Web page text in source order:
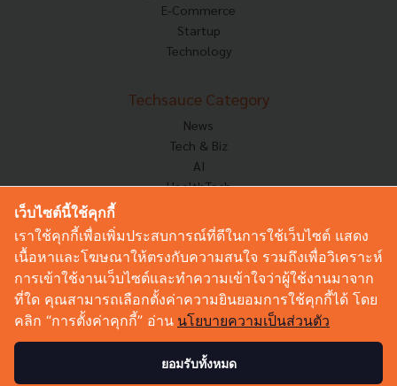
E-Commerce
Startup
Technology
Techsauce Category
News
Tech & Biz
AI
HealthTech
Corp Innov
Saucy Thoughts
Based On
Sustainable
Videos
Podcast
เว็บไซต์นี้ใช้คุกกี้
เราใช้คุกกี้เพื่อเพิ่มประสบการณ์ที่ดีในการใช้เว็บไซต์ แสดง
เนื้อหาและโฆษณาให้ตรงกับความสนใจ รวมถึงเพื่อวิเคราะห์
การเข้าใช้งานเว็บไซต์และทำความเข้าใจว่าผู้ใช้งานมาจาก
ที่ใด คุณสามารถเลือกตั้งค่าความยินยอมการใช้คุกกี้ได้ โดย
คลิก “การตั้งค่าคุกกี้” อ่าน นโยบายความเป็นส่วนตัว
ยอมรับทั้งหมด